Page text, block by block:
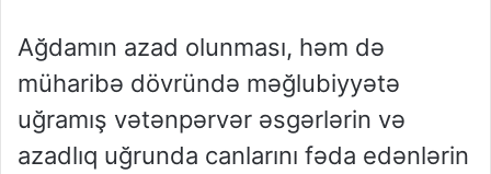
Ağdamın azad olunması, həm də
müharibə dövründə məğlubiyyətə
uğramış vətənpərvər əsgərlərin və
azadlıq uğrunda canlarını fəda edənlərin